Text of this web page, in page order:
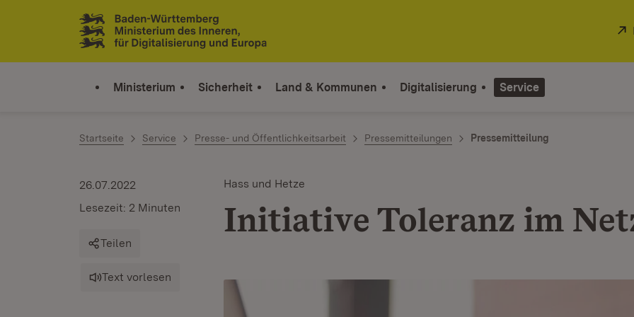
Zum Inhalt springen
Link zur Startseite
Ministerium Sicherheit Land & Kommunen Digitalisierung Service
Startseite Service Presse- und Öffentlichkeitsarbeit Pressemitteilungen Pressemitteilung
Hass und Hetze
Initiative Toleranz im
26.07.2022
Lesezeit: 2 Minuten
Teilen
Text vorlesen